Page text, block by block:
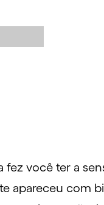
fez você ter a
apareceu com